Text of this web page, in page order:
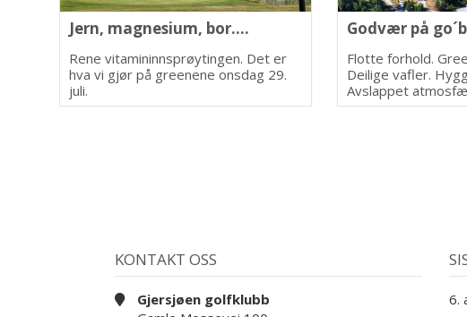
Jern, magnesium, bor....
Rene vitamininnsprøytingen. Det er
hva vi gjør på greenene onsdag 29.
juli.
Godvær på
Flotte forhold.
Deilige vafler.
Avslappet
Gjersjøen.
KONTAKT OSS
Gjersjøen golfklubb
6.